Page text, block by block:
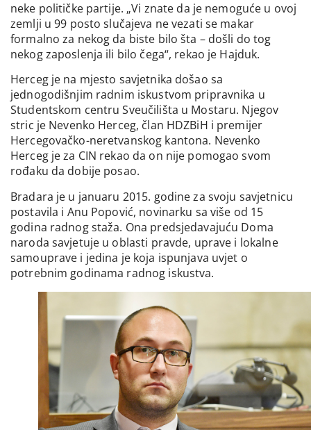
neke političke partije. „Vi znate da je nemoguće u ovoj
zemlji u 99 posto slučajeva ne vezati se makar
formalno za nekog da biste bilo šta – došli do tog
nekog zaposlenja ili bilo čega“, rekao je Hajduk.
Herceg je na mjesto savjetnika došao sa
jednogodišnjim radnim iskustvom pripravnika u
Studentskom centru Sveučilišta u Mostaru. Njegov
stric je Nevenko Herceg, član HDZBiH i premijer
Hercegovačko-neretvanskog kantona. Nevenko
Herceg je za CIN rekao da on nije pomogao svom
rođaku da dobije posao.
Bradara je u januaru 2015. godine za svoju savjetnicu
postavila i Anu Popović, novinarku sa više od 15
godina radnog staža. Ona predsjedavajuću Doma
naroda savjetuje u oblasti pravde, uprave i lokalne
samouprave i jedina je koja ispunjava uvjet o
potrebnim godinama radnog iskustva.